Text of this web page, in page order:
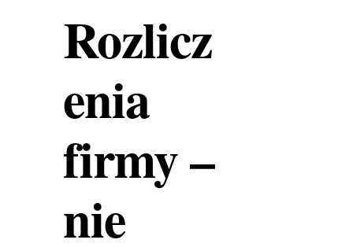
Rozlicz
enia
firmy –
nie